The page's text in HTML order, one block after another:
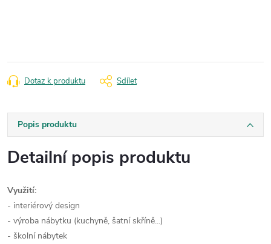
Dotaz k produktu Sdílet
Popis produktu
Detailní popis produktu
Využití:
- interiérový design
- výroba nábytku (kuchyně, šatní skříně...)
- školní nábytek